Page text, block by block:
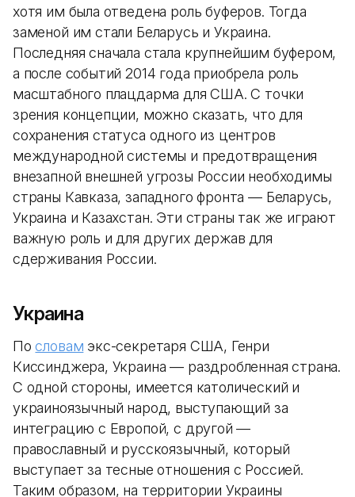
хотя им была отведена роль буферов. Тогда
заменой им стали Беларусь и Украина.
Последняя сначала стала крупнейшим буфером,
а после событий 2014 года приобрела роль
масштабного плацдарма для США. С точки
зрения концепции, можно сказать, что для
сохранения статуса одного из центров
международной системы и предотвращения
внезапной внешней угрозы России необходимы
страны Кавказа, западного фронта — Беларусь,
Украина и Казахстан. Эти страны так же играют
важную роль и для других держав для
сдерживания России.
Украина
Пословам экс-секретаря США, Генри
Киссинджера, Украина — раздробленная страна.
С одной стороны, имеется католический и
украиноязычный народ, выступающий за
интеграцию с Европой, с другой —
православный и русскоязычный, который
выступает за тесные отношения с Россией.
Таким образом, на территории Украины